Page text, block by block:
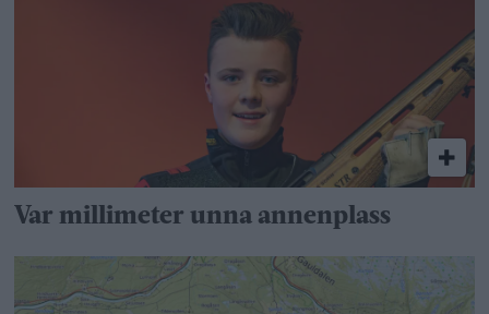
Var millimeter unna annenplass